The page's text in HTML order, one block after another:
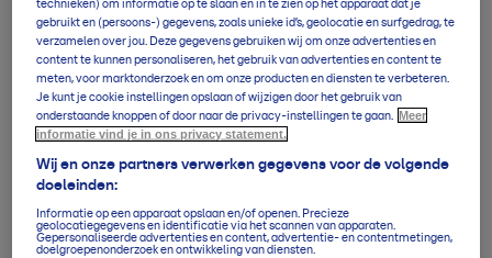
15u 21° 18° 0,0mm W3
16u 21° 18° 0,0mm W3
17u 21° 17° 0,0mm W3
18u 20° 17° 0,0mm W3
20u 18° 16° W2
technieken) om informatie op te slaan en in te zien op het apparaat dat je
gebruikt en (persoons-) gegevens, zoals unieke id’s, geolocatie en surfgedrag, te
verzamelen over jou. Deze gegevens gebruiken wij om onze advertenties en
content te kunnen personaliseren, het gebruik van advertenties en content te
meten, voor marktonderzoek en om onze producten en diensten te verbeteren.
Je kunt je cookie instellingen opslaan of wijzigen door het gebruik van
onderstaande knoppen of door naar de privacy-instellingen te gaan.
Meer
informatie vind je in ons privacy statement.
Wij en onze partners verwerken gegevens voor de volgende
doeleinden:
Informatie op een apparaat opslaan en/of openen. Precieze
geolocatiegegevens en identificatie via het scannen van apparaten.
Gepersonaliseerde advertenties en content, advertentie- en contentmetingen,
doelgroepenonderzoek en ontwikkeling van diensten.